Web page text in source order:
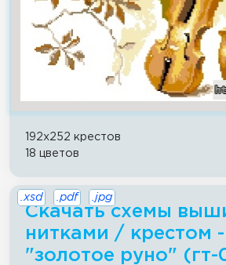
192x252 крестов
18 цветов
Скачать схемы
нитками / крестом
"золотое руно" (гт-
.xsd .pdf .jpg